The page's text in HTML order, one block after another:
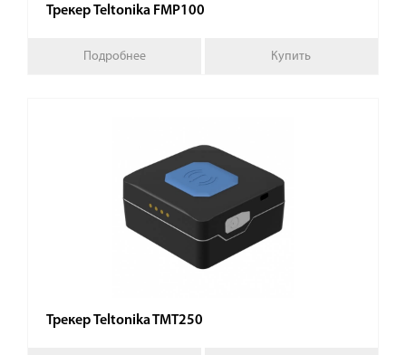
Трекер Teltonika FMP100
Подробнее Купить
Трекер Teltonika TMT250